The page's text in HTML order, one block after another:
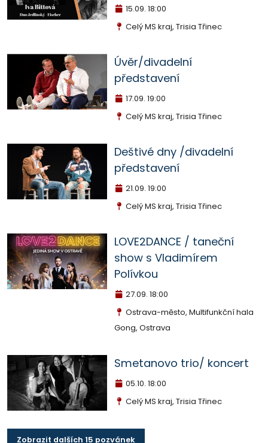
15.09. 18:00
Celý MS kraj, Trisia Třinec
Úvěr/divadelní
představení
17.09. 19:00
Celý MS kraj, Trisia Třinec
Deštivé dny /divadelní
představení
21.09. 19:00
Celý MS kraj, Trisia Třinec
LOVE2DANCE / taneční
show s Vladimírem
Polívkou
27.09. 18:00
Ostrava-město, Multifunkční hala
Gong, Ostrava
Smetanovo trio/ koncert
05.10. 18:00
Celý MS kraj, Trisia Třinec
Zobrazit dalších 15 pozvánek